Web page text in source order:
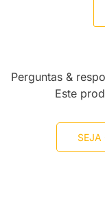
Perguntas &
Este
SEJA